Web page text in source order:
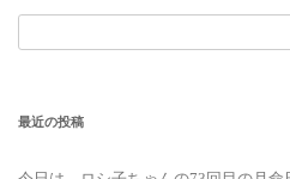
索:
最近の投稿